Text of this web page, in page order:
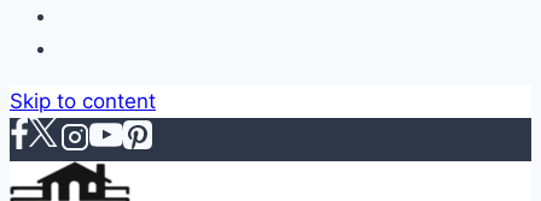
Skip to content